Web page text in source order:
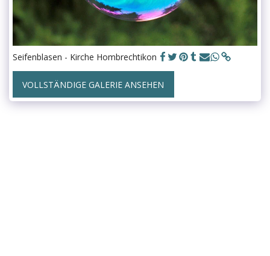
Seifenblasen - Kirche Hombrechtikon
VOLLSTÄNDIGE GALERIE ANSEHEN